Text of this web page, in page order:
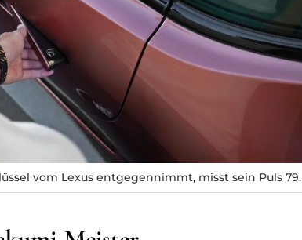
vom Lexus entgegennimmt, misst sein Puls 79.